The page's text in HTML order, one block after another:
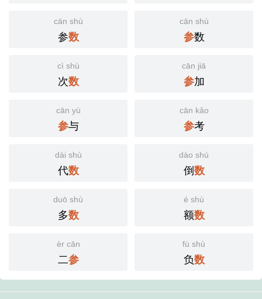
cān shù
参数
cān shù
参数
cì shù
次数
cān jiā
参加
cān yù
参与
cān kǎo
参考
dài shù
代数
dào shù
倒数
duō shù
多数
é shù
额数
èr cān
二参
fù shù
负数